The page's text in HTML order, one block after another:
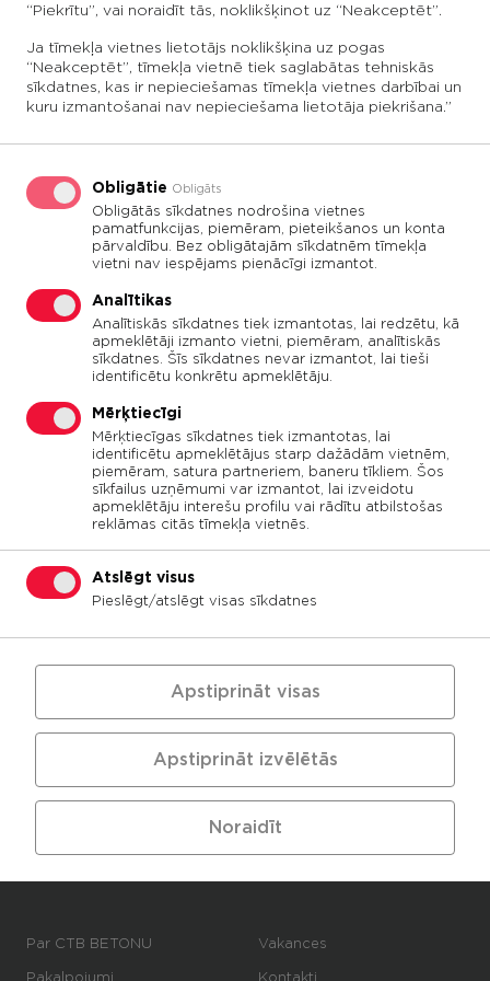
Reģ. Nr.: 42103036339
PVN reģ. Nr.: LV42103036339
Juridiskā adrese: Cukura iela 38, Liepāja, LV-
3402
Banka: AS “Swedbank”
Kods: HABALV22
Konts: LV20HABA0551036864701
Banka: Luminor Bank AS
Kods: RIKOLV2X
Konts: LV92RIKO0002930270285
+371 29247350
E-pasts:betons@ctb.lv
Adrese: Cukura 38A, Liepāja, LV-3402, Latvija
Par CTB BETONU Vakances
“Piekrītu”, vai noraidīt tās, noklikšķinot uz “Neakceptēt”.
Ja tīmekļa vietnes lietotājs noklikšķina uz pogas
“Neakceptēt”, tīmekļa vietnē tiek saglabātas tehniskās
sīkdatnes, kas ir nepieciešamas tīmekļa vietnes darbībai un
kuru izmantošanai nav nepieciešama lietotāja piekrišana.”
Obligātie Obligāts
Obligātās sīkdatnes nodrošina vietnes
pamatfunkcijas, piemēram, pieteikšanos un konta
pārvaldību. Bez obligātajām sīkdatnēm tīmekļa
vietni nav iespējams pienācīgi izmantot.
Analītikas
Analītiskās sīkdatnes tiek izmantotas, lai redzētu, kā
apmeklētāji izmanto vietni, piemēram, analītiskās
sīkdatnes. Šīs sīkdatnes nevar izmantot, lai tieši
identificētu konkrētu apmeklētāju.
Mērķtiecīgi
Mērķtiecīgas sīkdatnes tiek izmantotas, lai
identificētu apmeklētājus starp dažādām vietnēm,
piemēram, satura partneriem, baneru tīkliem. Šos
sīkfailus uzņēmumi var izmantot, lai izveidotu
apmeklētāju interešu profilu vai rādītu atbilstošas
reklāmas citās tīmekļa vietnēs.
Atslēgt visus
Pieslēgt/atslēgt visas sīkdatnes
Noraidīt
Apstiprināt izvēlētās
Apstiprināt visas